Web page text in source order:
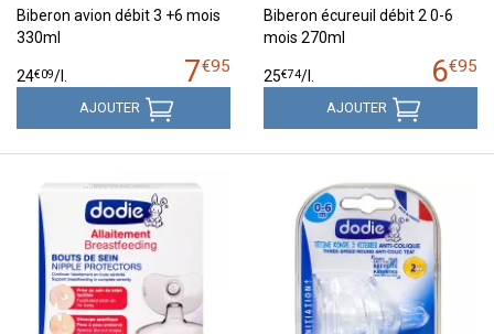
Biberon avion débit 3 +6 mois
330ml
7€95
24€09/
AJOUTER
Biberon écureuil débit 2 0-6
mois 270ml
6€95
25€74/
AJOUTER